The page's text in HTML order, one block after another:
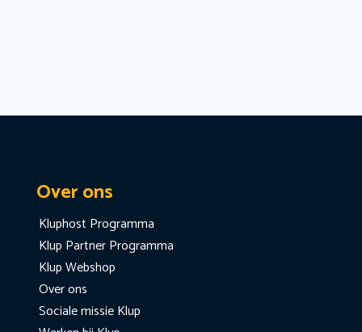
Over ons
Kluphost Programma
Klup Partner Programma
Klup Webshop
Over ons
Sociale missie Klup